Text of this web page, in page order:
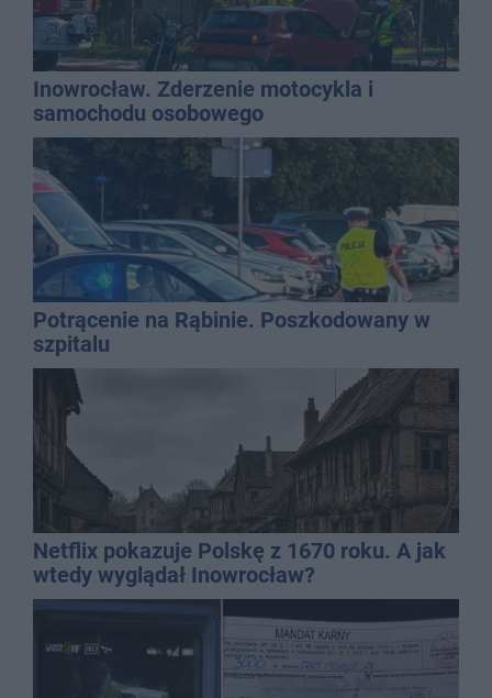
Inowrocław. Zderzenie motocykla i
samochodu osobowego
Potrącenie na Rąbinie. Poszkodowany w
szpitalu
Netflix pokazuje Polskę z 1670 roku. A jak
wtedy wyglądał Inowrocław?